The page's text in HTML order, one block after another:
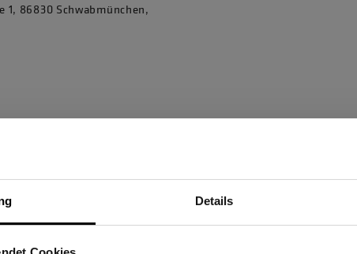
Details
86830 Schwabmünchen,
Sind Sie Gewerbetreibender?